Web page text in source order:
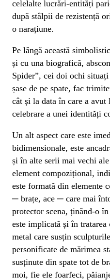
celelalte lucrări-entități
după stâlpii de rezistență
o narațiune.
Pe lângă această
și cu una biografică,
Spider”, cei doi ochi
șase de pe spate, fac
cât și la data în care a
celebrare a unei identități
Un alt aspect care este
bidimensionale, este
și în alte serii mai vechi ale
element compozițional,
este formată din elemente
─ brațe, ace ─ care mai
protector scena, ținând-o
este implicată și în
metal care susțin
personificate de mărimea
susținute din spate tot de
moi, fie ele foarfeci,